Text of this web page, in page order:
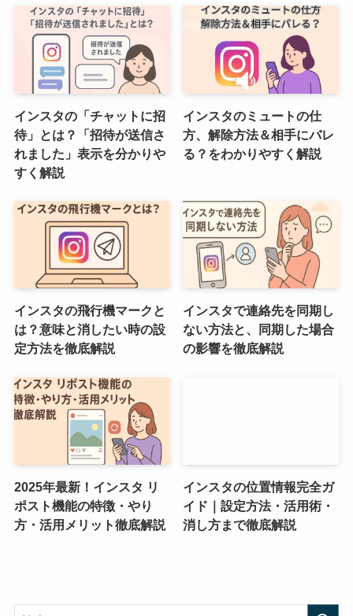
インスタの「チャットに招
待」とは？「招待が送信さ
れました」表示を分かりや
すく解説
インスタのミュートの仕
方、解除方法＆相手にバレ
る？をわかりやすく解説
インスタの飛行機マークと
は？意味と消したい時の設
定方法を徹底解説
インスタで連絡先を同期し
ない方法と、同期した場合
の影響を徹底解説
2025年最新！インスタ リ
ポスト機能の特徴・やり
方・活用メリット徹底解説
インスタの位置情報完全ガ
イド｜設定方法・活用術・
消し方まで徹底解説